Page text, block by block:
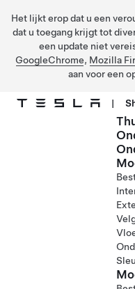
Het lijkt erop dat u een
dat u toegang krijgt tot
een update niet
GoogleChrome, Mozilla
aan voor een
|